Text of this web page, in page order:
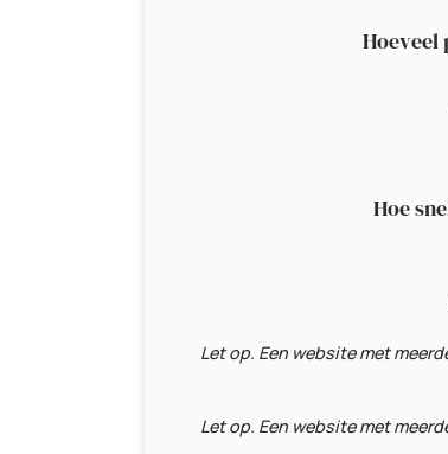
Hoeveel
Hoe
Let op. Een website met
Let op. Een website met